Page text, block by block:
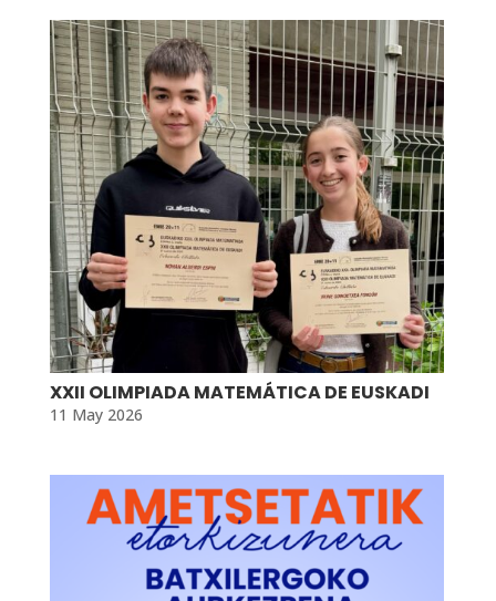
XXII OLIMPIADA MATEMÁTICA DE EUSKADI
11 May 2026